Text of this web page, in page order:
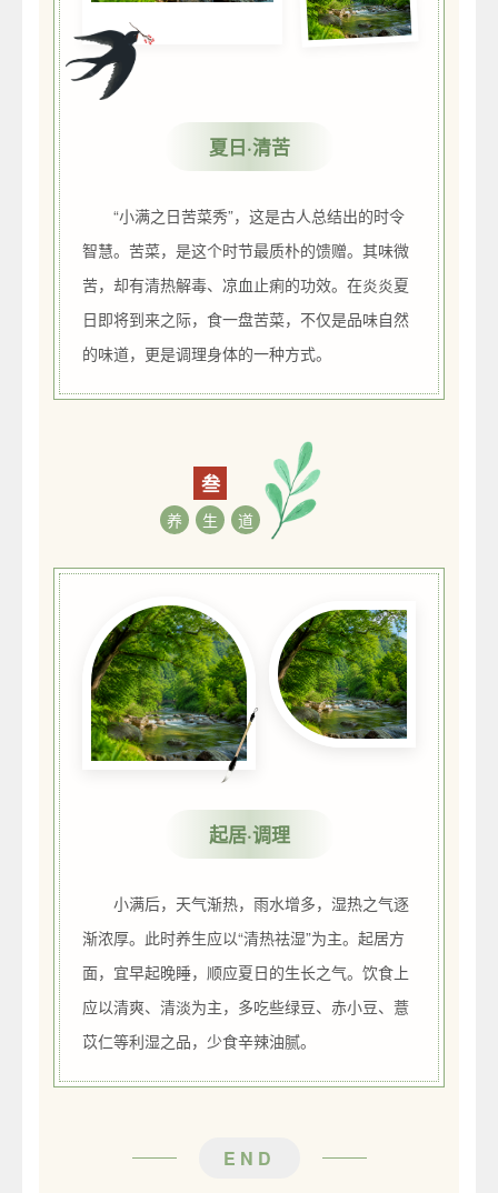
夏日·清苦
“小满之日苦菜秀”，这是古人总结出的时令
智慧。苦菜，是这个时节最质朴的馈赠。其味微
苦，却有清热解毒、凉血止痢的功效。在炎炎夏
日即将到来之际，食一盘苦菜，不仅是品味自然
的味道，更是调理身体的一种方式。
叁
养 生 道
起居·调理
小满后，天气渐热，雨水增多，湿热之气逐
渐浓厚。此时养生应以“清热祛湿”为主。起居方
面，宜早起晚睡，顺应夏日的生长之气。饮食上
应以清爽、清淡为主，多吃些绿豆、赤小豆、薏
苡仁等利湿之品，少食辛辣油腻。
END